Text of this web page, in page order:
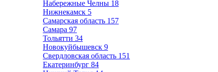
Набережные Челны 18
Нижнекамск 5
Самарская область 157
Самара 97
Тольятти 34
Новокуйбышевск 9
Свердловская область 151
Екатеринбург 84